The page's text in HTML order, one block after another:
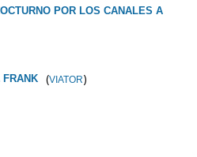
POR LOS CANALES A
(VIATOR)